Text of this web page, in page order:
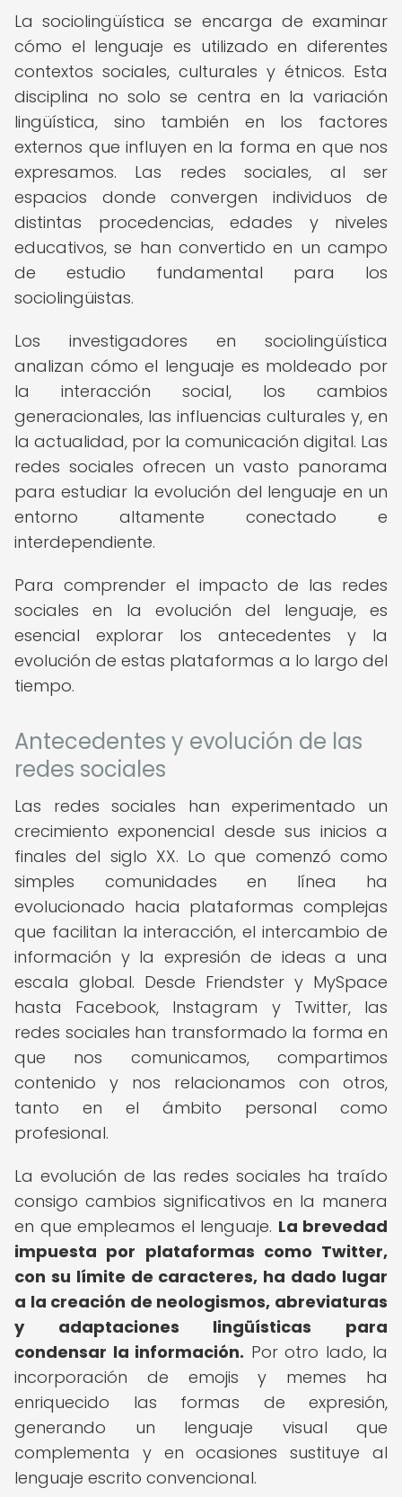
La sociolingüística se encarga de examinar
cómo el lenguaje es utilizado en diferentes
contextos sociales, culturales y étnicos. Esta
disciplina no solo se centra en la variación
lingüística, sino también en los factores
externos que influyen en la forma en que nos
expresamos. Las redes sociales, al ser
espacios donde convergen individuos de
distintas procedencias, edades y niveles
educativos, se han convertido en un campo
de estudio fundamental para los
sociolingüistas.
Los investigadores en sociolingüística
analizan cómo el lenguaje es moldeado por
la interacción social, los cambios
generacionales, las influencias culturales y, en
la actualidad, por la comunicación digital. Las
redes sociales ofrecen un vasto panorama
para estudiar la evolución del lenguaje en un
entorno altamente conectado e
interdependiente.
Para comprender el impacto de las redes
sociales en la evolución del lenguaje, es
esencial explorar los antecedentes y la
evolución de estas plataformas a lo largo del
tiempo.
Antecedentes y evolución de las
redes sociales
Las redes sociales han experimentado un
crecimiento exponencial desde sus inicios a
finales del siglo XX. Lo que comenzó como
simples comunidades en línea ha
evolucionado hacia plataformas complejas
que facilitan la interacción, el intercambio de
información y la expresión de ideas a una
escala global. Desde Friendster y MySpace
hasta Facebook, Instagram y Twitter, las
redes sociales han transformado la forma en
que nos comunicamos, compartimos
contenido y nos relacionamos con otros,
tanto en el ámbito personal como
profesional.
La evolución de las redes sociales ha traído
consigo cambios significativos en la manera
en que empleamos el lenguaje. La brevedad
impuesta por plataformas como Twitter,
con su límite de caracteres, ha dado lugar
a la creación de neologismos, abreviaturas
y adaptaciones lingüísticas para
condensar la información. Por otro lado, la
incorporación de emojis y memes ha
enriquecido las formas de expresión,
generando un lenguaje visual que
complementa y en ocasiones sustituye al
lenguaje escrito convencional.